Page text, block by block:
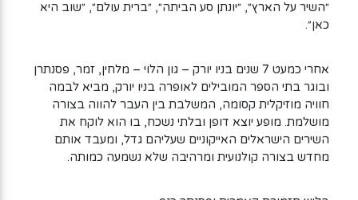
״השיר על הארץ״, ״יונתן סע הביתה״, ״ברית עולם״, ״שוב היא
כאן״.
אחרי כמעט 7 שנים בניו יורק – גון הלוי – מלחין, זמר, פסנתרן
ובוגר בתי הספר המובילים לאופרה בניו יורק, מביא לבמה
חוויה מוזיקלית קסומה, המשלבת בין העבר להווה בצורה
מושלמת. מופע יוצא דופן ובלתי נשכח, בו הוא לוקח את
השירים הישראלים האייקוניים שעליהם גדל, ומעבד אותם
מחדש בצורה קולנועית ומרהיבה שלא נשמעה כמותה.